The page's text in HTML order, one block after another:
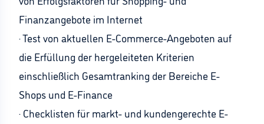
Finanzangebote im Internet
· Test von aktuellen E-Commerce-Angeboten auf
die Erfüllung der hergeleiteten Kriterien
einschließlich Gesamtranking der Bereiche E-
Shops und E-Finance
· Checklisten für markt- und kundengerechte E-